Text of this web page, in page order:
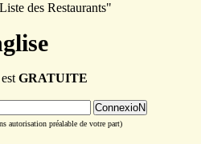
des Restaurants"
GRATUITE
autorisation préalable de votre part)